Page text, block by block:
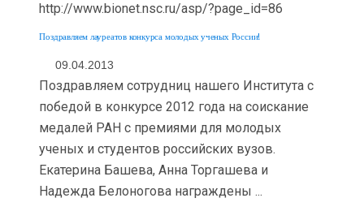
http://www.bionet.nsc.ru/asp/?page_id=86
Поздравляем лауреатов конкурса молодых ученых России!
09.04.2013
Поздравляем сотрудниц нашего Института с
победой в конкурсе 2012 года на соискание
медалей РАН с премиями для молодых
ученых и студентов российских вузов.
Екатерина Башева, Анна Торгашева и
Надежда Белоногова награждены ...